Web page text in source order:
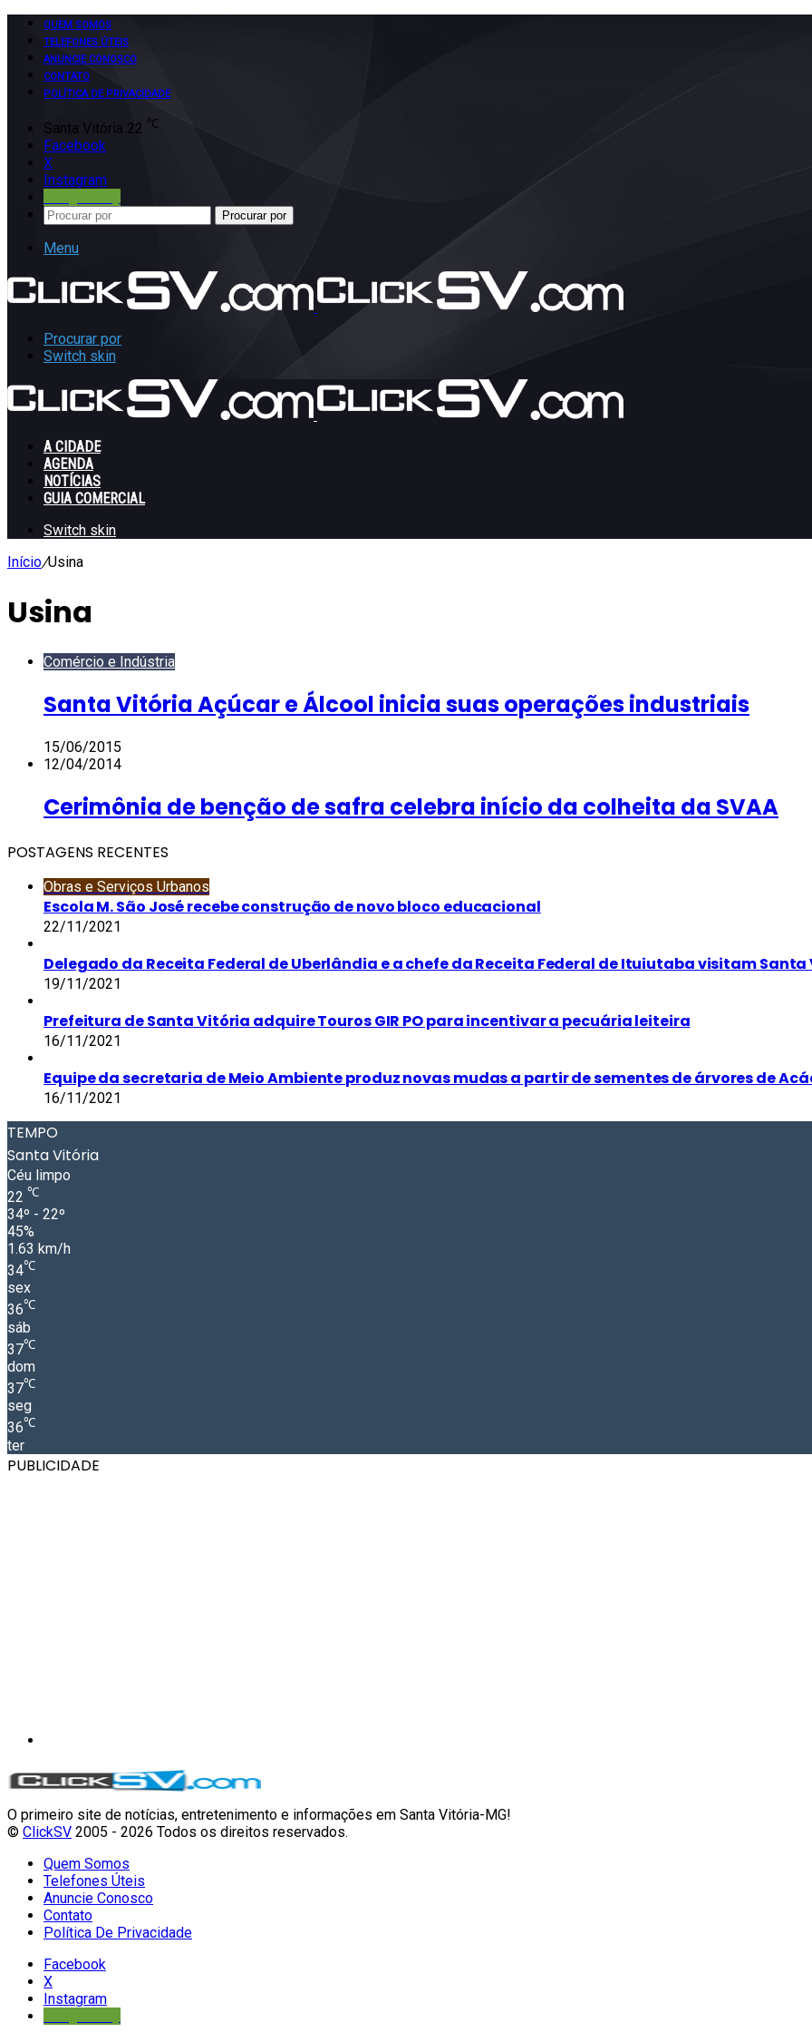
QUEM SOMOS
TELEFONES ÚTEIS
ANUNCIE CONOSCO
CONTATO
POLÍTICA DE PRIVACIDADE
Santa Vitória 22 ℃
Facebook
X
Instagram
Procurar por
Menu
Procurar por
Switch skin
A CIDADE
AGENDA
NOTÍCIAS
GUIA COMERCIAL
Switch skin
Início/Usina
Usina
Comércio e Indústria
Santa Vitória Açúcar e Álcool inicia suas operações industriais
15/06/2015
12/04/2014
Cerimônia de benção de safra celebra início da colheita da SVAA
POSTAGENS RECENTES
Obras e Serviços Urbanos
Escola M. São José recebe construção de novo bloco educacional
22/11/2021
Delegado da Receita Federal de Uberlândia e a chefe da Receita Federal de Ituiutaba visitam
19/11/2021
Prefeitura de Santa Vitória adquire Touros GIR PO para incentivar a pecuária leiteira
16/11/2021
Equipe da secretaria de Meio Ambiente produz novas mudas a partir de sementes de árvores de
16/11/2021
TEMPO
Santa Vitória
Céu limpo
22 ℃
34º - 22º
45%
1.63 km/h
34℃
sex
36℃
sáb
37℃
dom
37℃
seg
36℃
ter
PUBLICIDADE
O primeiro site de notícias, entretenimento e informações em Santa Vitória-MG!
© ClickSV 2005 - 2026 Todos os direitos reservados.
Quem Somos
Telefones Úteis
Anuncie Conosco
Contato
Política De Privacidade
Facebook
X
Instagram